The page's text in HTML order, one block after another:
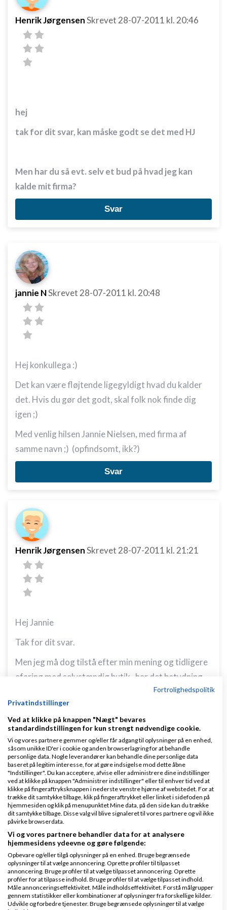
Henrik JørgensenSkrevet 28-07-2011 kl. 20:46
hej
tak for dit svar, kan måske godt se det med HJ
Men har du så evt. selv et bud på hvad jeg kan
kalde mit firma?
Svar
jannie NSkrevet 28-07-2011 kl. 20:48
Hej konkullega :)
Det kan være fløjtende ligegyldigt hvad du kalder
det. Hvis du gør det godt, skal folk nok finde dig
igen ;)
Med venlig hilsen Jannie Nielsen, med firma af
samme navn ;) (opfindsomt, ikk?)
Svar
Henrik JørgensenSkrevet 28-07-2011 kl. 21:21
Hej Jannie
Tak for dit svar.
Men jeg må dog tilstå efter min mening og tidligere
efaring med selvstændig butik, har det betydning
Henrik
Svar
Side 1 ud af 1 (6 indlæg)
Tilbage til toppen
Hvordan starter jeg selvstændig virksomhed?
Emner
Fortrolighedspolitik
Privatindstillinger
Ved at klikke på knappen "Nægt" bevares
standardindstillingen for kun strengt nødvendige cookie.
Vi og vores partnere gemmer og/eller får adgang til oplysninger på en enhed,
såsom unikke ID'er i cookie og anden browserlagring for at behandle
personlige data. Nogle leverandører kan behandle dine personlige data
baseret på legitim interesse, for at gøre indsigelse mod dette åbne
"Indstillinger". Du kan acceptere, afvise eller administrere dine indstillinger
ved at klikke på knappen "Administrer indstillinger" eller til enhver tid ved at
klikke på fingeraftryksknappen i nederste venstre hjørne af webstedet. For at
trække dit samtykke tilbage, klik på fingeraftrykket eller linket i sidefoden på
hjemmesiden og klik på menupunktet Mine data, på den side kan du trække
dit samtykke tilbage. Disse valg vil blive signaleret til vores partnere og vil ikke
påvirke browserdata.
Vi og vores partnere behandler data for at analysere
hjemmesidens ydeevne og gøre følgende:
Opbevare og/eller tilgå oplysninger på en enhed. Bruge begrænsede
oplysninger til at vælge annoncering. Oprette profiler til tilpasset
annoncering. Bruge profiler til at vælge tilpasset annoncering. Oprette
profiler for at tilpasse indhold. Bruge profiler til at vælge tilpasset indhold.
Måle annonceringseffektivitet. Måle indholdseffektivitet. Forstå målgrupper
gennem statistikker eller kombinationer af oplysninger fra forskellige kilder.
Udvikle og forbedre tjenester. Bruge begrænsede oplysninger til at vælge